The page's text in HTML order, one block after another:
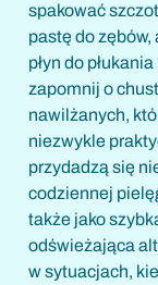
spakować
pastę do zębów,
płyn do
zapomnij o
nawilżanych,
niezwykle
przydadzą się
codziennej
także jako
odświeżająca
w sytuacjach,